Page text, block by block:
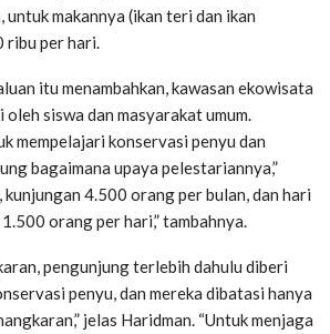
untuk makannya (ikan teri dan ikan
ribu per hari.
itu menambahkan, kawasan ekowisata
siswa dan masyarakat umum.
mempelajari konservasi penyu dan
bagaimana upaya pelestariannya,”
kunjungan 4.500 orang per bulan, dan hari
orang per hari,” tambahnya.
pengunjung terlebih dahulu diberi
penyu, dan mereka dibatasi hanya
jelas Haridman. “Untuk menjaga